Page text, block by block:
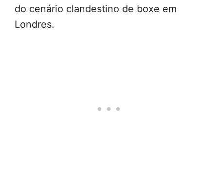
do cenário clandestino de boxe em
Londres.